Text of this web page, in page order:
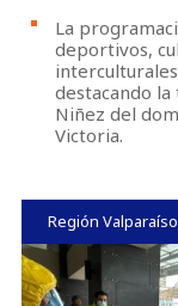
La
deportivos,
destacando la
Niñez del
Victoria.
Región Valparaíso